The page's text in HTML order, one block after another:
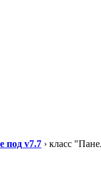
под v7.7 › класс